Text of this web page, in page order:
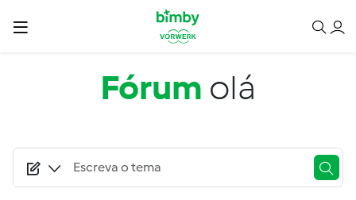
Passar para o conteúdo principal
Fórum olá